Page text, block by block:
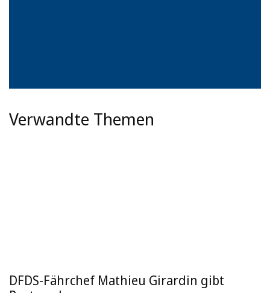
Verwandte Themen
DFDS-Fährchef Mathieu Girardin gibt